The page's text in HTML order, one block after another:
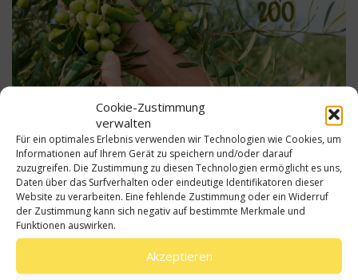
Cookie-Zustimmung
verwalten
Für ein optimales Erlebnis verwenden wir Technologien wie Cookies, um
Informationen auf Ihrem Gerät zu speichern und/oder darauf
zuzugreifen. Die Zustimmung zu diesen Technologien ermöglicht es uns,
Daten über das Surfverhalten oder eindeutige Identifikatoren dieser
Website zu verarbeiten. Eine fehlende Zustimmung oder ein Widerruf
der Zustimmung kann sich negativ auf bestimmte Merkmale und
Funktionen auswirken.
Akzeptieren
Und da du nun alles über die weltweit führenden
Olivenöle aus Spanien weißt, laden wir dich ein, sie in
deiner eigenen Küche mit dieser großen Auswahl an
köstlichen Rezepten in die Praxis umzusetzen.
Hier findest du